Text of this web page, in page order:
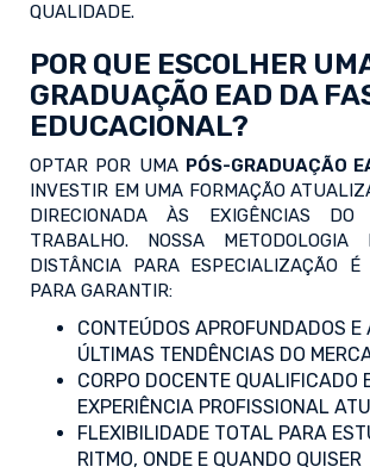
QUALIDADE.
POR QUE ESCOLHER
GRADUAÇÃO EAD DA
EDUCACIONAL?
OPTAR POR UMA PÓS-GRADUAÇÃO
INVESTIR EM UMA FORMAÇÃO
DIRECIONADA ÀS EXIGÊNCIAS DO
TRABALHO. NOSSA
DISTÂNCIA PARA ESPECIALIZAÇÃO É
PARA GARANTIR:
CONTEÚDOS APROFUNDADOS
ÚLTIMAS TENDÊNCIAS DO
CORPO DOCENTE QUALIFICADO
EXPERIÊNCIA PROFISSIONAL
FLEXIBILIDADE TOTAL PARA
RITMO, ONDE E QUANDO QUISER